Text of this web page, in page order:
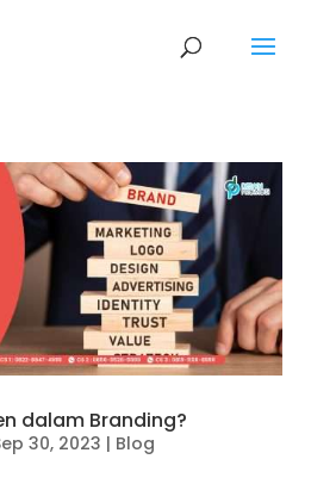
dalam Branding?
30, 2023 | Blog